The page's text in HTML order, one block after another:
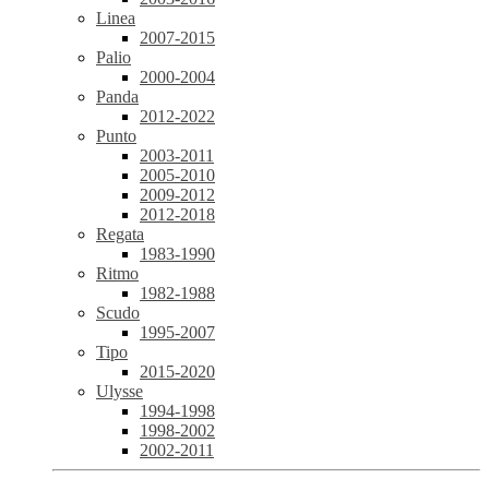
Linea
2007-2015
Palio
2000-2004
Panda
2012-2022
Punto
2003-2011
2005-2010
2009-2012
2012-2018
Regata
1983-1990
Ritmo
1982-1988
Scudo
1995-2007
Tipo
2015-2020
Ulysse
1994-1998
1998-2002
2002-2011